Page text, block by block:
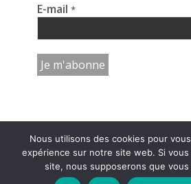
E-mail *
© copyright - photographe patrice schreyer
Nous utilisons des cookies pour
expérience sur notre site web. Si
site, nous supposerons que